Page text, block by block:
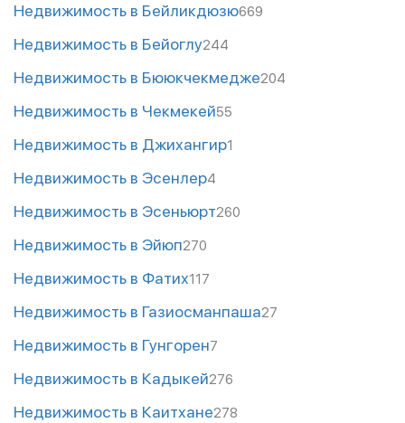
Недвижимость в Бейликдюзю669
Недвижимость в Бейоглу244
Недвижимость в Бююкчекмедже204
Недвижимость в Чекмекей55
Недвижимость в Джихангир1
Недвижимость в Эсенлер4
Недвижимость в Эсеньюрт260
Недвижимость в Эйюп270
Недвижимость в Фатих117
Недвижимость в Газиосманпаша27
Недвижимость в Гунгорен7
Недвижимость в Кадыкей276
Недвижимость в Каитхане278